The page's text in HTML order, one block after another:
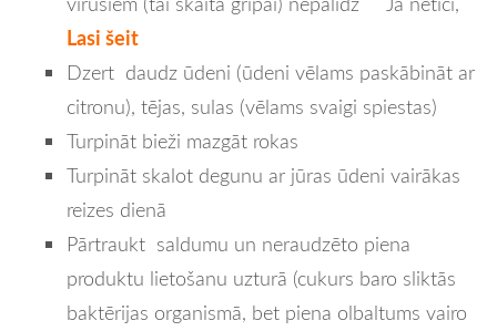
Lasi šeit
Dzert daudz ūdeni (ūdeni vēlams paskābināt ar
citronu), tējas, sulas (vēlams svaigi spiestas)
Turpināt bieži mazgāt rokas
Turpināt skalot degunu ar jūras ūdeni vairākas
reizes dienā
Pārtraukt saldumu un neraudzēto piena
produktu lietošanu uzturā (cukurs baro sliktās
baktērijas organismā, bet piena olbaltums vairo